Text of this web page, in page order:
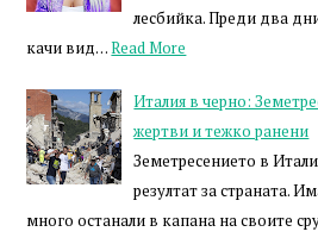
лесбийка. Преди два
качи вид…Read More
Италия в черно:
жертви и тежко ранени
Земетресението в
резултат за страната.
много останали в капана на своите